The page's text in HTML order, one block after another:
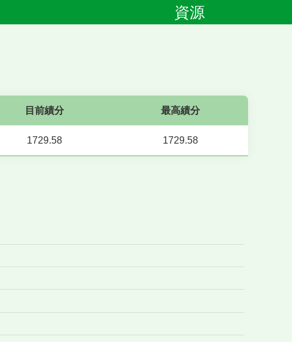
資源
目前績分 最高績分
1729.58 1729.58